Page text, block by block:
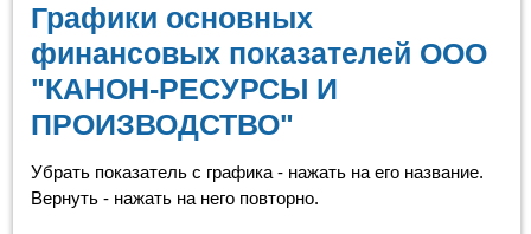
Графики основных
финансовых показателей ООО
"КАНОН-РЕСУРСЫ И
ПРОИЗВОДСТВО"
Убрать показатель с графика - нажать на его название.
Вернуть - нажать на него повторно.